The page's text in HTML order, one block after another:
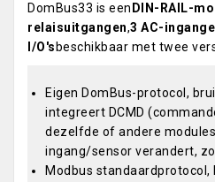
DomBus33 is een DIN-RAIL-
relaisuitgangen,3 AC-
I/O's beschikbaar met twee
Eigen DomBus-protocol,
integreert DCMD
dezelfde of andere
ingang/sensor verandert,
Modbus standaardprotocol,